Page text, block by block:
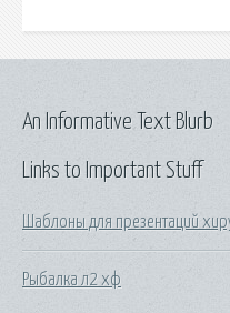
Links to Important Stuff
Шаблоны для презентаций
Рыбалка л2 хф
An Informative Text Blurb